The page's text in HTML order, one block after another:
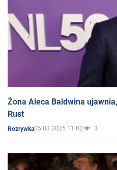
Żona Aleca Baldwina
Rust
Rozrywka05.03.2025 11:02 3